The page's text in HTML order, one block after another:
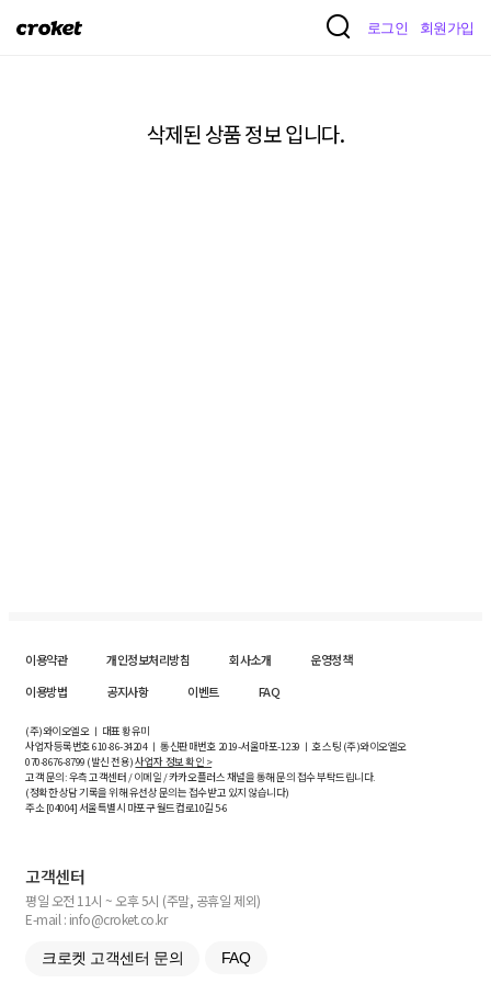
크
로그인 회원가입
삭제된 상품 정보 입니다.
이용약관 개인정보처리방침 회사소개
운영정책
이용방법
공지사항 이벤트 FAQ
(주)와이오엘오 ㅣ 대표 황유미
사업자등록번호610-86-34204ㅣ 통신판매번호 2019-서울마포-1239 ㅣ 호스팅 (주)와이오엘오
070-8676-8799 (발신 전용)사업자 정보 확인 >
고객 문의: 우측 고객센터 / 이메일 / 카카오플러스 채널을 통해 문의 접수 부탁드립니다.
(정확한 상담 기록을 위해 유선상 문의는 접수받고 있지 않습니다)
주소 [04004] 서울특별시 마포구 월드컵로10길5-6
고객센터
평일 오전 11시 ~ 오후 5시 (주말, 공휴일 제외)
E-mail : info@croket.co.kr
크로켓 고객센터 문의 FAQ